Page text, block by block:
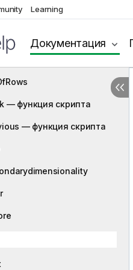
Learning
Документация
— функция скрипта
— функция скрипта